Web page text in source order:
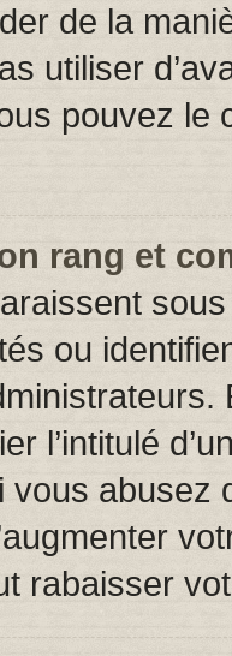
de la
utiliser
pouvez
rang et
ou
l’intitulé
vous
rabaisser